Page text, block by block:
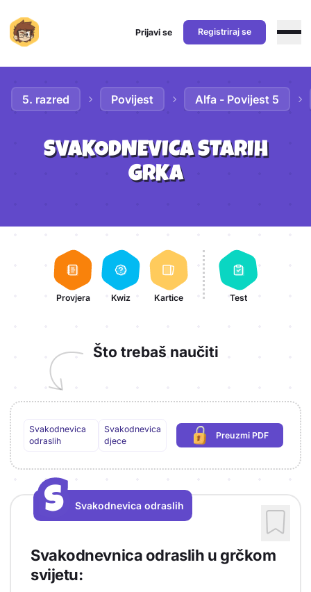
Prijavi se Registriraj se
5. razred Povijest Alfa - Povijest 5
SVAKODNEVICA STARIH
GRKA
Aktivnosti lekcije
Provjera Kwiz Kartice Test
Što trebaš naučiti
Svakodnevica
odraslih
Svakodnevica
djece
Preuzmi PDF
(potrebna prijava)
S
S
Svakodnevica odraslih
Svakodnevnica odraslih u grčkom
svijetu: